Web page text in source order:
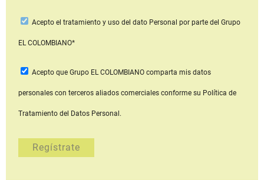
Acepto el tratamiento y uso del dato Personal por parte del Grupo
EL COLOMBIANO*
Acepto que Grupo EL COLOMBIANOcomparta mis datos
personales con terceros aliados comerciales conforme su Política de
Tratamiento del Datos Personal.